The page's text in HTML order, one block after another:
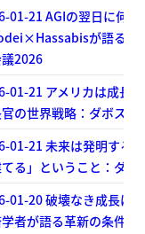
01-21 AGIの翌日に何
が語る知
2026
01-21 アメリカは成長
の世界戦略：ダボス会
01-21 未来は発明する
てる」ということ：ダ
01-20 破壊なき成長は
者が語る革新の条件：